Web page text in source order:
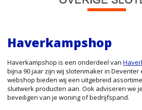
Haverkampshop
Haverkampshop is een onderdeel van
bijna 90 jaar zijn wij slotenmaker in Deventer
webshop bieden wij een uitgebreid
sluitwerk producten aan. Ook adviseren we
beveiligen van je woning of bedrijfspand.